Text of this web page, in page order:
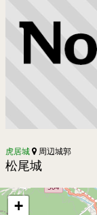
虎居城 周辺城郭
松尾城
+